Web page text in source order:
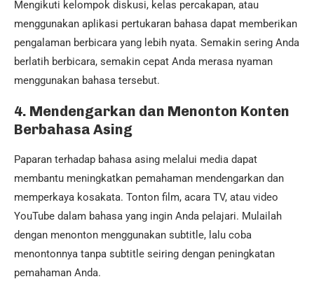
Mengikuti kelompok diskusi, kelas percakapan, atau
menggunakan aplikasi pertukaran bahasa dapat memberikan
pengalaman berbicara yang lebih nyata. Semakin sering Anda
berlatih berbicara, semakin cepat Anda merasa nyaman
menggunakan bahasa tersebut.
4. Mendengarkan dan Menonton Konten
Berbahasa Asing
Paparan terhadap bahasa asing melalui media dapat
membantu meningkatkan pemahaman mendengarkan dan
memperkaya kosakata. Tonton film, acara TV, atau video
YouTube dalam bahasa yang ingin Anda pelajari. Mulailah
dengan menonton menggunakan subtitle, lalu coba
menontonnya tanpa subtitle seiring dengan peningkatan
pemahaman Anda.